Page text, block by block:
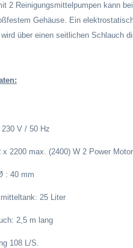
2 Reinigungsmittelpumpen kann
Gehäuse. Ein
über einen seitlichen Schlauch
V / 50 Hz
x 2200 max. (2400) W 2 Power
: 40 mm
25 Liter
2,5 m lang
108 L/S.